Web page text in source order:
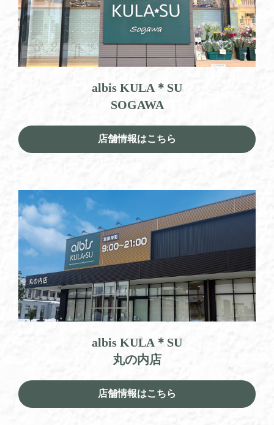
albis KULA＊SU
SOGAWA
店舗情報はこちら
albis KULA＊SU
丸の内店
店舗情報はこちら